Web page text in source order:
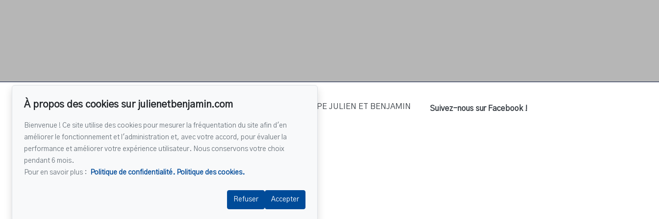
Accueil
Propriétés
Vendre
Acheter
Sainte-Anne-des-
Plaines
Pour nous joindre
450 430-4207
Écrivez-nous un courriel
Suivez-nous sur Facebook !
À propos des cookies sur julienetbenjamin.com
Bienvenue ! Ce site utilise des cookies pour mesurer la fréquentation du site afin d'en
améliorer le fonctionnement et l'administration et, avec votre accord, pour évaluer la
performance et améliorer votre expérience utilisateur. Nous conservons votre choix
pendant 6 mois.
Pour en savoir plus :
Politique de confidentialité. Politique des cookies.
Refuser Accepter